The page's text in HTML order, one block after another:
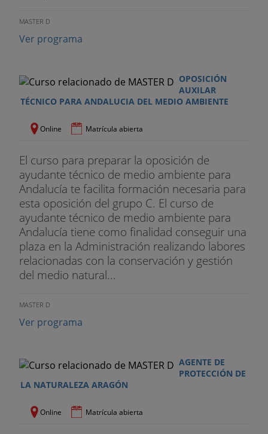
MASTER D
Ver programa
OPOSICIÓN
AUXILAR
TÉCNICO PARA ANDALUCIA DEL MEDIO AMBIENTE
Online Matrícula abierta
El curso para preparar la oposición de
ayudante técnico de medio ambiente para
Andalucía te facilita formación necesaria para
esta oposición del grupo C. El curso de
ayudante técnico de medio ambiente para
Andalucía tiene como finalidad conseguir una
plaza en la Administración realizando labores
relacionadas con la conservación y gestión
del medio natural...
MASTER D
Ver programa
AGENTE DE
PROTECCIÓN DE
LA NATURALEZA ARAGÓN
Online Matrícula abierta